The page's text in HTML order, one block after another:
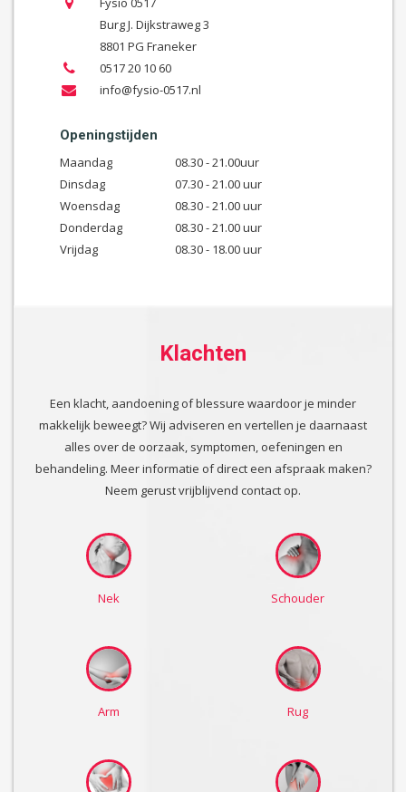
Burg J. Dijkstraweg 3
8801 PG Franeker
0517 20 10 60
info@fysio-0517.nl
Openingstijden
Maandag
08.30 - 21.00uur
Dinsdag
07.30 - 21.00 uur
Woensdag
08.30 - 21.00 uur
Donderdag
08.30 - 21.00 uur
Vrijdag
08.30 - 18.00 uur
Klachten
Een klacht, aandoening of blessure waardoor je minder
makkelijk beweegt? Wij adviseren en vertellen je daarnaast
alles over de oorzaak, symptomen, oefeningen en
behandeling. Meer informatie of direct een afspraak maken?
Neem gerust vrijblijvend contact op.
Nek Schouder
Arm Rug